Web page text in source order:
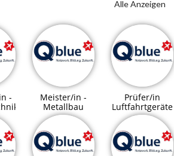
Alle Anzeigen
-
Meister/in -
Metallbau
Prüfer/in
Luftfahrtgeräte